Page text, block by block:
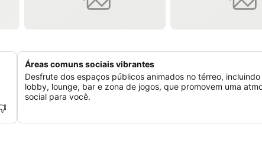
Áreas comuns sociais vibrantes
Desfrute dos espaços públicos animados no térreo, incluindo
lobby, lounge, bar e zona de jogos, que promovem uma
social para você.